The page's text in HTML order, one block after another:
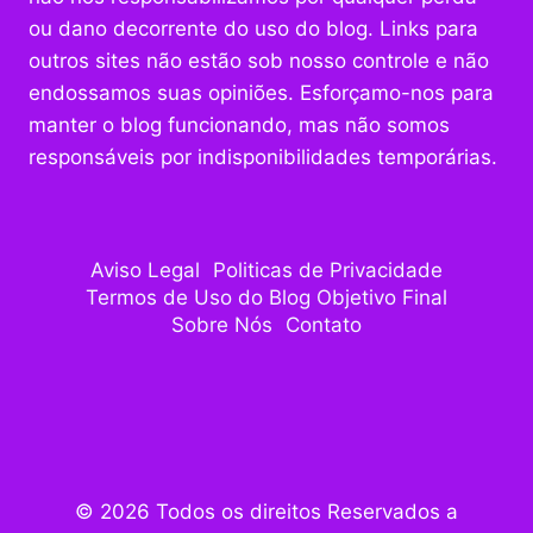
ou dano decorrente do uso do blog. Links para
outros sites não estão sob nosso controle e não
endossamos suas opiniões. Esforçamo-nos para
manter o blog funcionando, mas não somos
responsáveis por indisponibilidades temporárias.
Aviso Legal
Politicas de Privacidade
Termos de Uso do Blog Objetivo Final
Sobre Nós
Contato
© 2026 Todos os direitos Reservados a